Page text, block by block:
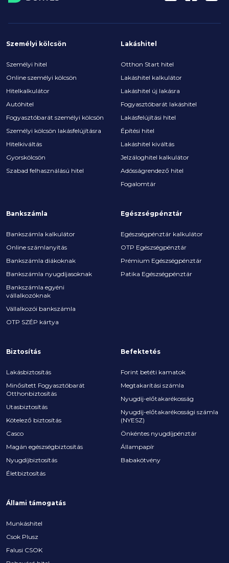
Személyi kölcsön
Személyi hitel
Online személyi kölcsön
Hitelkalkulátor
Autóhitel
Fogyasztóbarát személyi kölcsön
Személyi kölcsön lakásfelújításra
Hitelkiváltás
Gyorskölcsön
Szabad felhasználású hitel
Lakáshitel
Otthon Start hitel
Lakáshitel kalkulátor
Lakáshitel új lakásra
Fogyasztóbarát lakáshitel
Lakásfelújítási hitel
Építési hitel
Lakáshitel kiváltás
Jelzáloghitel kalkulátor
Adósságrendező hitel
Fogalomtár
Bankszámla
Bankszámla kalkulátor
Online számlanyitás
Bankszámla diákoknak
Bankszámla nyugdíjasoknak
Bankszámla egyéni
vállalkozóknak
Vállalkozói bankszámla
OTP SZÉP kártya
Egészségpénztár
Egészségpénztár kalkulátor
OTP Egészségpénztár
Prémium Egészségpénztár
Patika Egészségpénztár
Biztosítás
Lakásbiztosítás
Minősített Fogyasztóbarát
Otthonbiztosítás
Utasbiztosítás
Kötelező biztosítás
Casco
Magán egészségbiztosítás
Nyugdíjbiztosítás
Életbiztosítás
Befektetés
Forint betéti kamatok
Megtakarítási számla
Nyugdíj-előtakarékosság
Nyugdíj-előtakarékossági számla
(NYESZ)
Önkéntes nyugdíjpénztár
Állampapír
Babakötvény
Állami támogatás
Munkáshitel
Csok Plusz
Falusi CSOK